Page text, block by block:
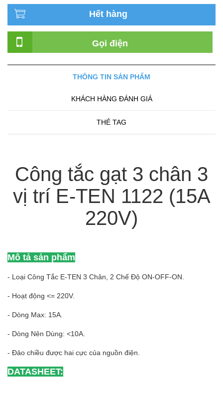
Hết hàng
Gọi điện
THÔNG TIN SẢN PHẨM
KHÁCH HÀNG ĐÁNH GIÁ
THẺ TAG
Công tắc gạt 3 chân 3
vị trí E-TEN 1122 (15A
220V)
Mô tả sản phẩm
- Loại Công Tắc E-TEN 3 Chân, 2 Chế Độ ON-OFF-ON.
- Hoạt động <= 220V.
- Dòng Max: 15A.
- Dòng Nên Dùng: <10A.
- Đảo chiều được hai cực của nguồn điện.
DATASHEET: